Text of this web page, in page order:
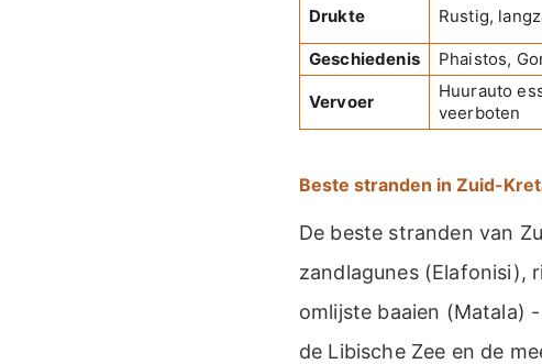
Drukte Rustig,
Geschiedenis
Phaistos,
Vervoer
Huurauto
veerboten
Beste stranden in Zuid-
De beste stranden van
zandlagunes (Elafonisi),
omlijste baaien (Matala)
de Libische Zee en de